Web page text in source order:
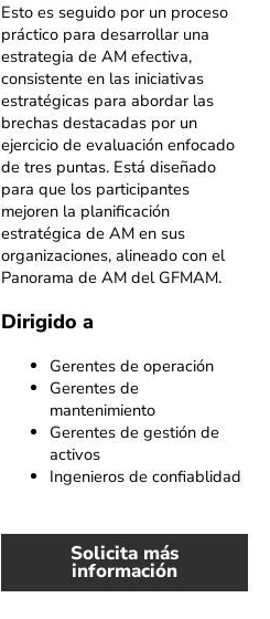
Esto es seguido por un proceso
práctico para desarrollar una
estrategia de AM efectiva,
consistente en las iniciativas
estratégicas para abordar las
brechas destacadas por un
ejercicio de evaluación enfocado
de tres puntas. Está diseñado
para que los participantes
mejoren la planificación
estratégica de AM en sus
organizaciones, alineado con el
Panorama de AM del GFMAM.
Dirigido a
Gerentes de operación
Gerentes de
mantenimiento
Gerentes de gestión de
activos
Ingenieros de confiablidad
Solicita más
información